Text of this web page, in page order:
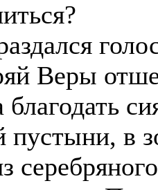
Веры
благодать
пустыни, в